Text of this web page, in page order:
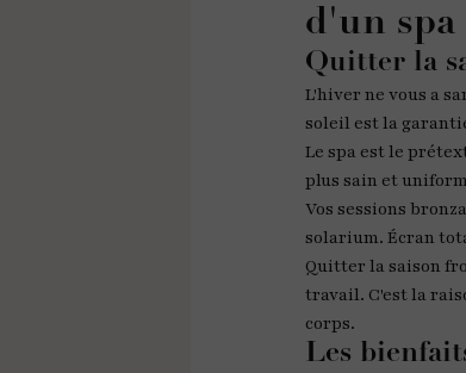
d'un spa
Quitter la
L'hiver ne vous a
soleil est la
Le spa est le
plus sain et
Vos sessions
solarium. Écran
Quitter la saison
travail. C'est la
corps.
Les